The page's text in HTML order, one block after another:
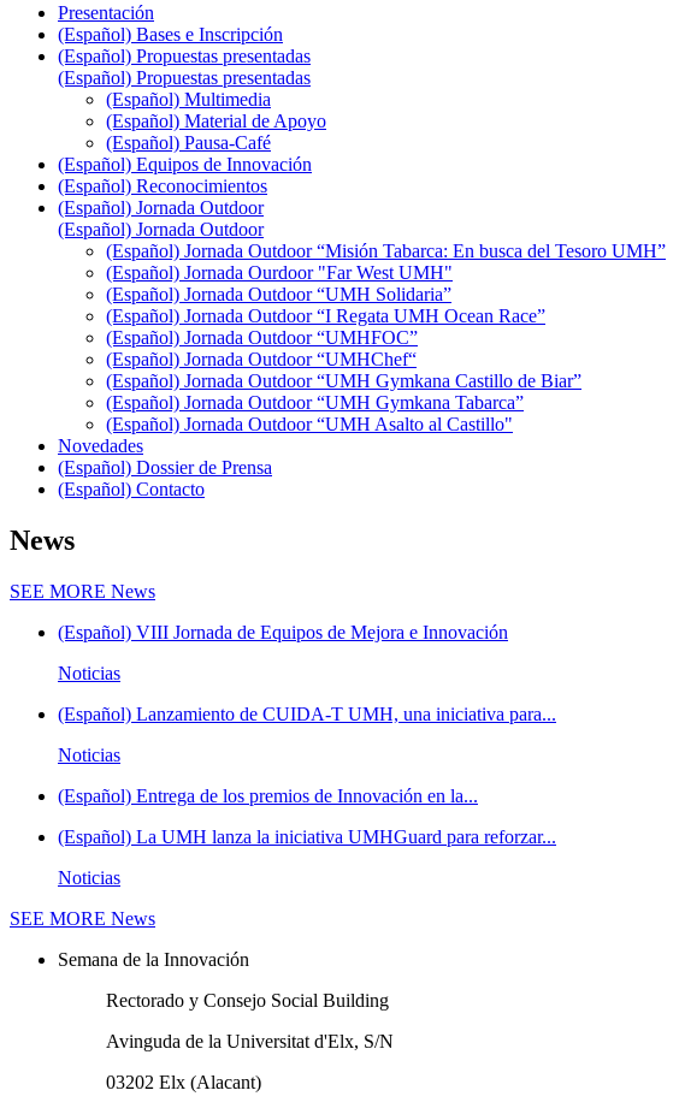
Presentación
(Español) Bases e Inscripción
(Español) Propuestas presentadas
(Español) Propuestas presentadas
(Español) Multimedia
(Español) Material de Apoyo
(Español) Pausa-Café
(Español) Equipos de Innovación
(Español) Reconocimientos
(Español) Jornada Outdoor
(Español) Jornada Outdoor
(Español) Jornada Outdoor “Misión Tabarca: En busca del Tesoro UMH”
(Español) Jornada Ourdoor "Far West UMH"
(Español) Jornada Outdoor “UMH Solidaria”
(Español) Jornada Outdoor “I Regata UMH Ocean Race”
(Español) Jornada Outdoor “UMHFOC”
(Español) Jornada Outdoor “UMHChef“
(Español) Jornada Outdoor “UMH Gymkana Castillo de Biar”
(Español) Jornada Outdoor “UMH Gymkana Tabarca”
(Español) Jornada Outdoor “UMH Asalto al Castillo"
Novedades
(Español) Dossier de Prensa
(Español) Contacto
News
SEE MORE News
(Español) VIII Jornada de Equipos de Mejora e Innovación
Noticias
(Español) Lanzamiento de CUIDA-T UMH, una iniciativa para...
Noticias
(Español) Entrega de los premios de Innovación en la...
(Español) La UMH lanza la iniciativa UMHGuard para reforzar...
Noticias
SEE MORE News
Semana de la Innovación
Rectorado y Consejo Social Building
Avinguda de la Universitat d'Elx, S/N
03202 Elx (Alacant)